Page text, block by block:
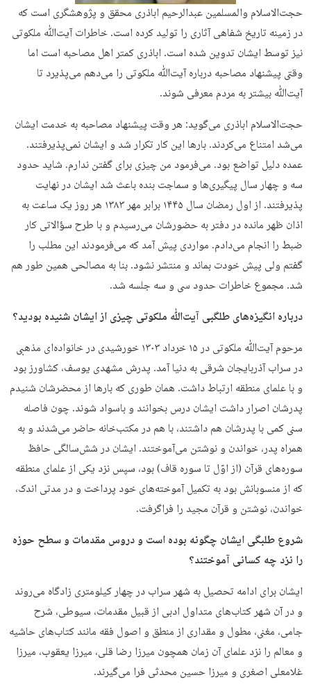
حجت‌الاسلام والمسلمین عبدالرحیم اباذری محقق و پژوهشگری است که
در زمینه تاریخ شفاهی آثاری را تولید کرده است. خاطرات آیت‌ﷲ ملکوتی
نیز توسط ایشان تدوین شده است. اباذری کمتر اهل مصاحبه است اما
وقتی پیشنهاد مصاحبه درباره آیت‌ﷲ ملکوتی را می‌دهم می‌پذیرد تا
آیت‌ﷲ بیشتر به مردم معرفی شوند.
حجت‌الاسلام اباذری می‌گوید: هر وقت پیشنهاد مصاحبه به خدمت ایشان
می‌شد امتناع می‌کردند. بارها این کار تکرار شد و ایشان نمی‌پذیرفتند.
عمده دلیل تواضع بود. می‌‌فرمود من چیزی برای گفتن ندارم. شاید حدود
سه و چهار سال پیگیری‌ها و سماجت بنده باعث شد ایشان در نهایت
پذیرفتند. از اول رمضان سال ۱۴۴۵ برابر مهر ۱۳۸۳ هر روز یک ساعت به
اذان ظهر مانده در دفتر به حضورشان می‌رسیدم و با طرح سؤالاتی کار
ضبط را انجام می‌دادم. مواردی پیش آمد که می‌فرمودند این مطلب را
گفتم ولی پیش خودت بماند و منتشر نشود. بنا به مصالحی همین طور هم
شد. مجموع خاطرات حدود سی و سه جلسه شد.
درباره انگیزه‌های طلگبی آیت‌ﷲ ملکوتی چیزی از ایشان شنیده بودید؟
مرحوم آیت‌ﷲ ملکوتی در ۱۵ خرداد ۱۳۰۳ خورشیدی در خانواده‌ای مذهبی
در سراب آذربایجان شرقی به دنیا آمد. پدرش مشهدی یوسف، کشاورز بود
و با علمای منطقه ارتباط داشت. همان طوری که بارها از محضرشان شنیدم
پدرشان اصرار داشت ایشان درس بخوانند و باسواد شوند. چون فاصله
سنی کمی با پدرشان هم داشتند، با هم در مکتب‌خانه حاضر می‌شدند و به
همراه پدر، خواندن و نوشتن می‌آموختند. ایشان در شش‌سالگی حافظ
سوره‌های قرآن (از اوّل تا سوره قاف) بود، سپس نزد یکی از علمای منطقه
که از منسوبانش بود به تکمیل آموخته‌های خود پرداخت و در مدتی اندک،
خواندن، نوشتن و قرآن مجید را فراگرفت.
شروع طلبگی ایشان چگونه بوده است و دروس مقدمات و سطح حوزه
را نزد چه کسانی آموختند؟
ایشان برای ادامه تحصیل به شهر سراب در چهار کیلومتری زادگاه می‌روند
و در آن شهر کتاب‌های متداول ادبی از قبیل مقدمات، سیوطی، شرح
جامی، مغنی، مطول و مقداری از منطق و اصول فقه مانند کتاب‌های حاشیه
و معالم را نزد علمای آن زمان همچون میرزا رضا قلی، میرزا یعقوب، میرزا
غلامعلی اصغری و میرزا حسین محدثی فرا می‌گیرند.